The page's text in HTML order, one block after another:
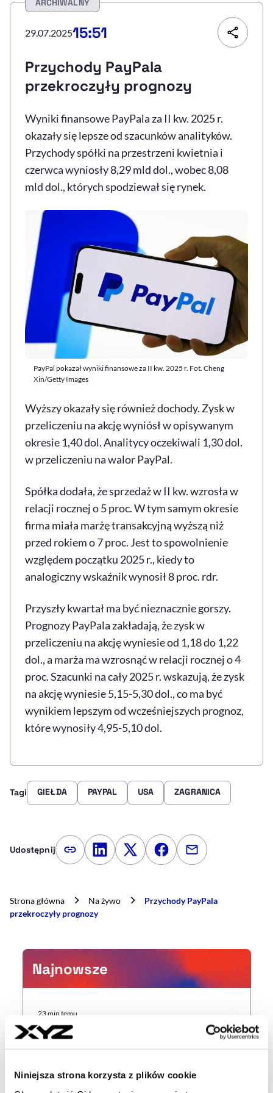
Niniejsza strona korzysta z plików cookie
Sprawdź, jak i dlaczego zwiększamy dostępność , otwiera się w nowym
Deklaracja dostępności , otwiera się w nowym oknie
ARCHIWALNY
29.07.202515:51
Przychody PayPala
przekroczyły prognozy
Wyniki finansowe PayPala za II kw. 2025 r.
okazały się lepsze od szacunków analityków.
Przychody spółki na przestrzeni kwietnia i
czerwca wyniosły 8,29 mld dol., wobec 8,08
mld dol., których spodziewał się rynek.
PayPal pokazał wyniki finansowe za II kw. 2025 r. Fot. Cheng
Xin/Getty Images
Wyższy okazały się również dochody. Zysk w
przeliczeniu na akcję wyniósł w opisywanym
okresie 1,40 dol. Analitycy oczekiwali 1,30 dol.
w przeliczeniu na walor PayPal.
Spółka dodała, że sprzedaż w II kw. wzrosła w
relacji rocznej o 5 proc. W tym samym okresie
firma miała marżę transakcyjną wyższą niż
przed rokiem o 7 proc. Jest to spowolnienie
względem początku 2025 r., kiedy to
analogiczny wskaźnik wynosił 8 proc. rdr.
Przyszły kwartał ma być nieznacznie gorszy.
Prognozy PayPala zakładają, że zysk w
przeliczeniu na akcję wyniesie od 1,18 do 1,22
dol., a marża ma wzrosnąć w relacji rocznej o 4
proc. Szacunki na cały 2025 r. wskazują, że zysk
na akcję wyniesie 5,15-5,30 dol., co ma być
wynikiem lepszym od wcześniejszych prognoz,
które wynosiły 4,95-5,10 dol.
Najnowsze
23 min temu
Polskie MŚP na europejskim szarym
Tagi GIEŁDA PAYPAL USA ZAGRANICA
Udostępnij Kopiuj link artykułu
Udostępnij na LinkedIn
Udostępnij na Twitterze
Udostępnij na
Udostępnij
Strona główna Na żywo
Przychody PayPala
przekroczyły prognozy